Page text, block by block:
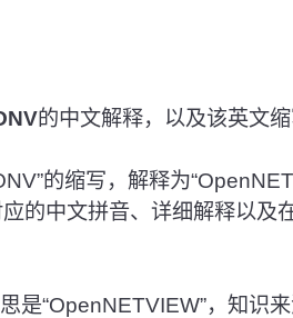
的中文解释，以及该英文
的缩写，解释为
的中文拼音、详细解释以及
是“OpenNETVIEW”，知识